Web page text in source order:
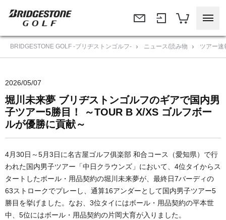
BRIDGESTONE GOLF -ブリヂストンゴルフ- ニュース/読み物 ツアー速
2026/05/07
堀川未来夢 ブリヂストンゴルフのギアで国内男
子ツアー5勝目！ ～TOUR B X/XS ゴルフボー
ルが優勝に貢献～
4月30日～5月3日に名古屋ゴルフ俱楽部 和合コース（愛知県）で行
われた国内男子ツアー「中日クラウンズ」において、4位タイからス
タートしたボール・用品契約の堀川未来夢が、最終日7バーディの
63ストロークでプレーし、通算16アンダーとして国内男子ツアー5
勝目を挙げました。なお、3位タイにはボール・用品契約の平本世
中、5位にはボール・用品契約の片岡大育が入りました。